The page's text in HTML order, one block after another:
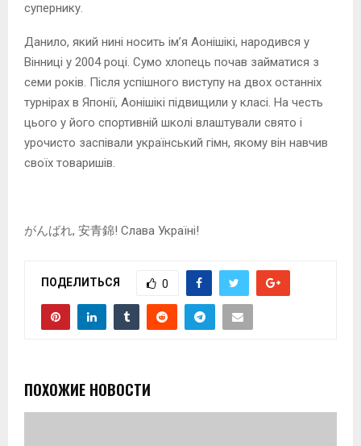
супернику.
Данило, який нині носить ім’я Аонішікі, народився у
Вінниці у 2004 році. Сумо хлопець почав займатися з
семи років. Після успішного виступу на двох останніх
турнірах в Японії, Аонішікі підвищили у класі. На честь
цього у його спортивній школі влаштували свято і
урочисто заспівали український гімн, якому він навчив
своїх товаришів.
がんばれ, 安青錦! Слава Україні!
ПОДЕЛИТЬСЯ 0
ПОХОЖИЕ НОВОСТИ